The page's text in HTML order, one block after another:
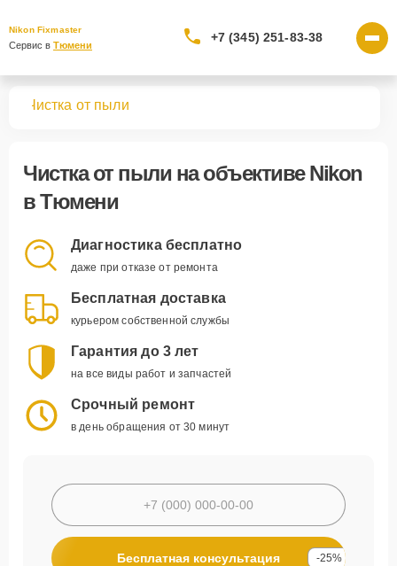
Nikon Fixmaster
Сервис в Тюмени
+7 (345) 251-83-38
Чистка от пыли
Чистка от пыли на объективе Nikon
в Тюмени
Диагностика бесплатно
даже при отказе от ремонта
Бесплатная доставка
курьером собственной службы
Гарантия до 3 лет
на все виды работ и запчастей
Срочный ремонт
в день обращения от 30 минут
Бесплатная консультация -25%